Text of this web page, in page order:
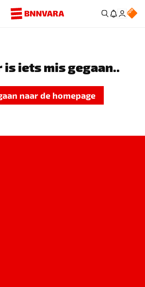
is iets mis gegaan..
naar de homepage